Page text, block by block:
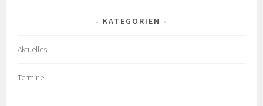
KATEGORIEN
Aktuelles
Termine